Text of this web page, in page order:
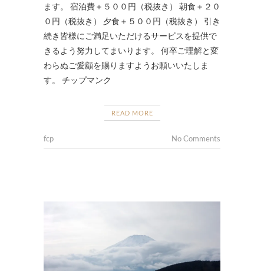
ます。 宿泊費＋５００円（税抜き） 朝食＋２０
０円（税抜き） 夕食＋５００円（税抜き） 引き
続き皆様にご満足いただけるサービスを提供で
きるよう努力してまいります。 何卒ご理解と変
わらぬご愛顧を賜りますようお願いいたしま
す。 チップマンク
READ MORE
fcp No Comments